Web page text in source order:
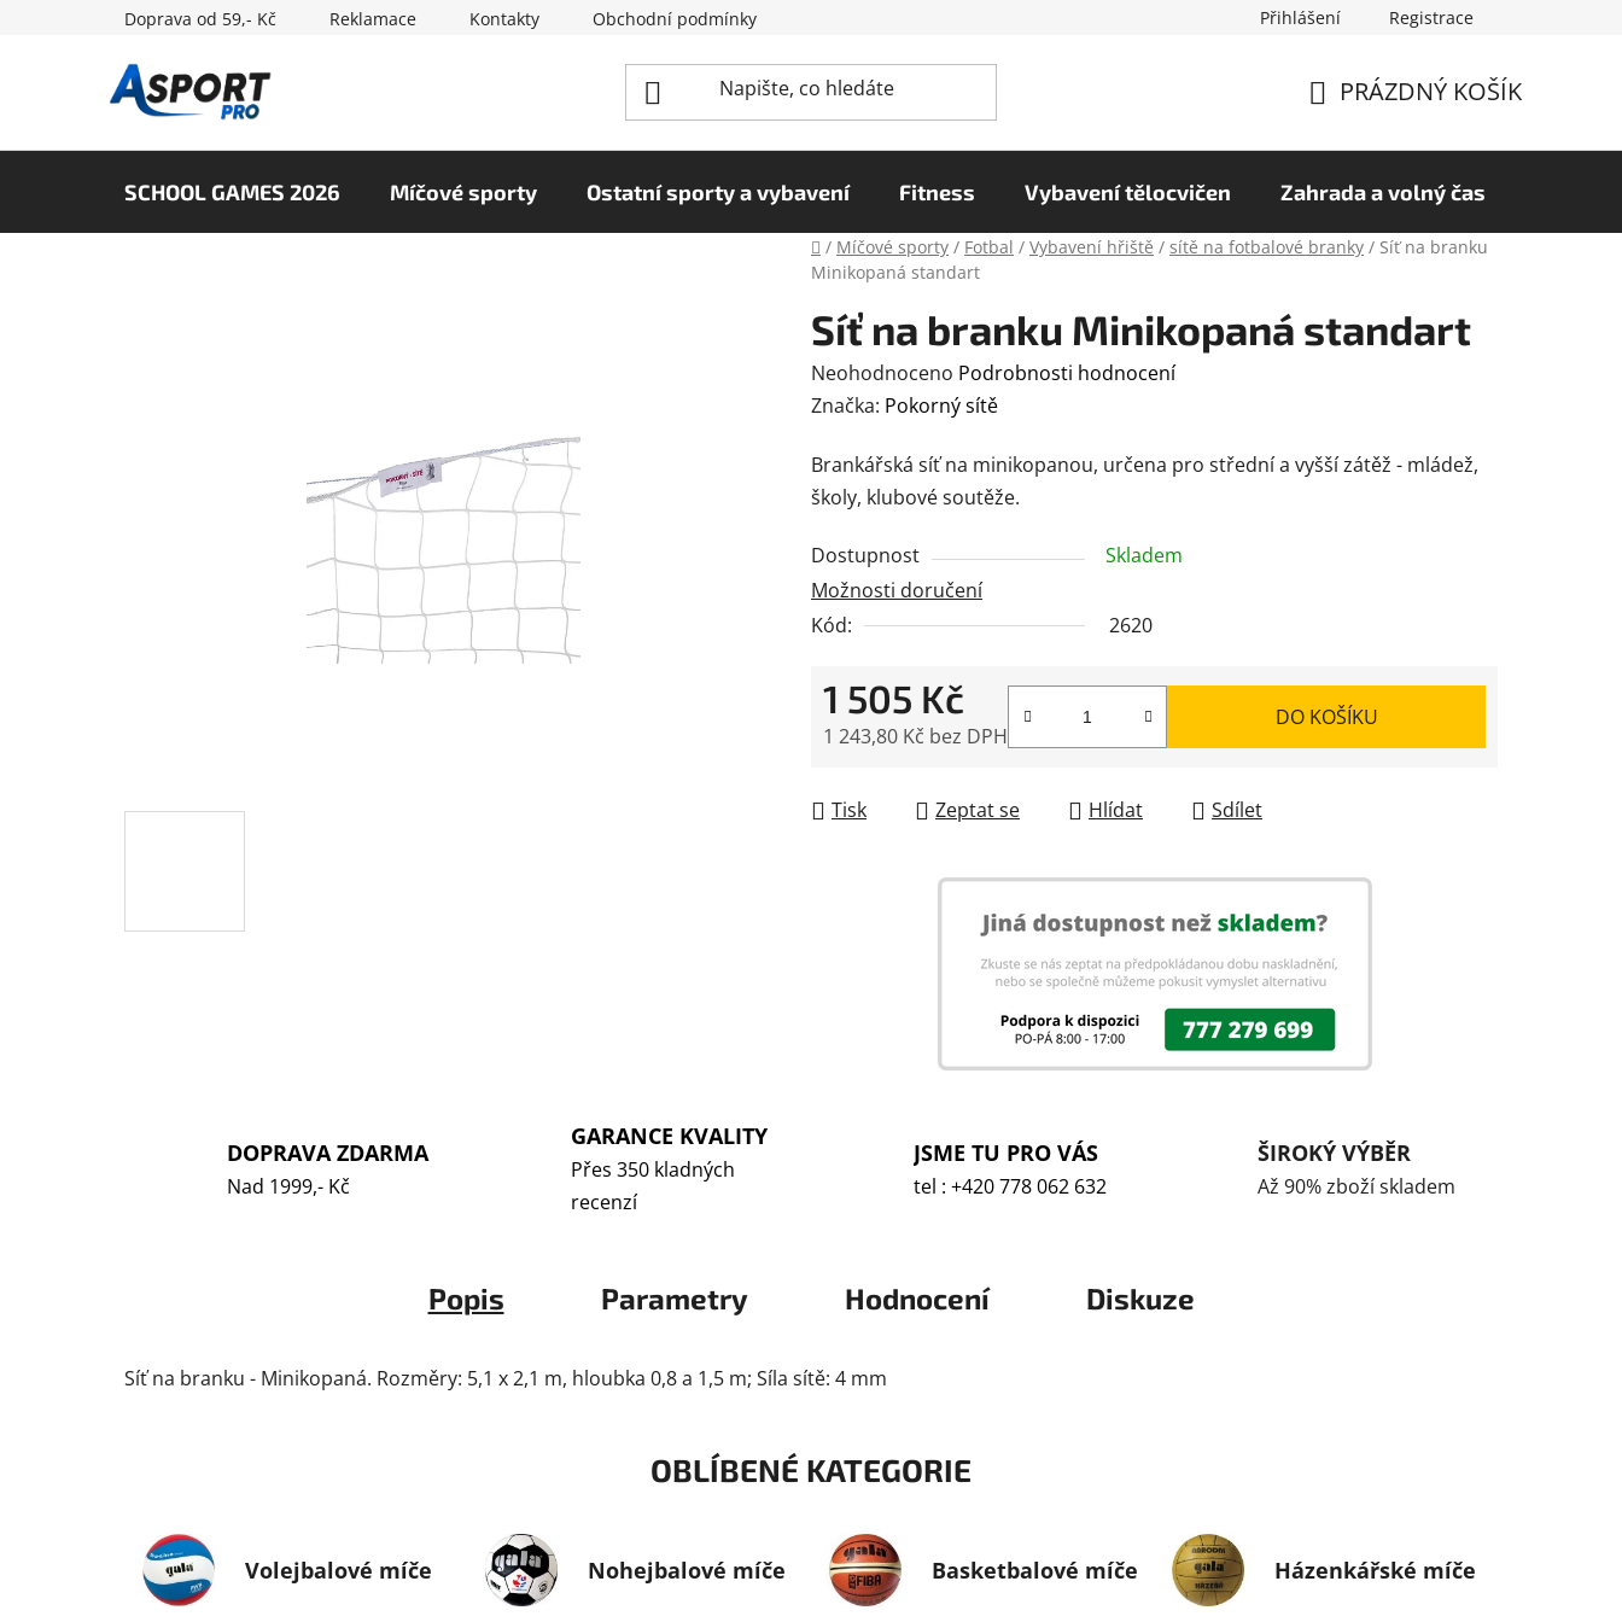
Doprava od 59,- Kč Reklamace Kontakty Obchodní podmínky Podmínky ochrany osobních údajů Hodnocení obchodu
Přihlášení Registrace
KOŠÍK
PRÁZDNÝ KOŠÍK
SCHOOL GAMES 2026 Míčové sporty Ostatní sporty a vybavení Fitness Vybavení tělocvičen Zahrada a volný čas
Domů
/ Míčové sporty / Fotbal / Vybavení hřiště / sítě na fotbalové branky / Síť na branku
Minikopaná standart
Síť na branku Minikopaná standart
Průměrné
hodnocení
je
0,0
5
hvězdiček.
Neohodnoceno Podrobnosti hodnocení
Značka: Pokorný sítě
Brankářská síť na minikopanou, určena pro střední a vyšší zátěž - mládež,
školy, klubové soutěže.
Dostupnost
Skladem
Možnosti doručení
Kód:
2620
1 505 Kč
1 243,80 Kč bez DPH
DO KOŠÍKU
Tisk Zeptat se Hlídat Sdílet
DOPRAVA ZDARMA
Nad 1999,- Kč
GARANCE KVALITY
Přes 350 kladných
recenzí
JSME TU PRO VÁS
tel : +420 778 062 632
ŠIROKÝ VÝBĚR
Až 90% zboží skladem
Popis Parametry Hodnocení Diskuze
Síť na branku - Minikopaná. Rozměry: 5,1 x 2,1 m, hloubka 0,8 a 1,5 m; Síla sítě: 4 mm
OBLÍBENÉ KATEGORIE
Volejbalové míče Nohejbalové míče Basketbalové míče Házenkářské míče